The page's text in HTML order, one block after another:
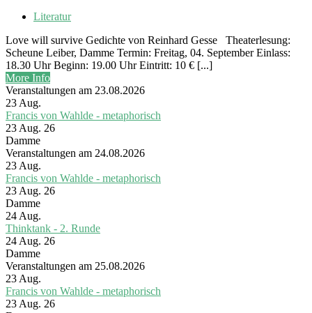
Literatur
Love will survive Gedichte von Reinhard Gesse Theaterlesung:
Scheune Leiber, Damme Termin: Freitag, 04. September Einlass:
18.30 Uhr Beginn: 19.00 Uhr Eintritt: 10 € [...]
More Info
Veranstaltungen am 23.08.2026
23 Aug.
Francis von Wahlde - metaphorisch
23 Aug. 26
Damme
Veranstaltungen am 24.08.2026
23 Aug.
Francis von Wahlde - metaphorisch
23 Aug. 26
Damme
24 Aug.
Thinktank - 2. Runde
24 Aug. 26
Damme
Veranstaltungen am 25.08.2026
23 Aug.
Francis von Wahlde - metaphorisch
23 Aug. 26